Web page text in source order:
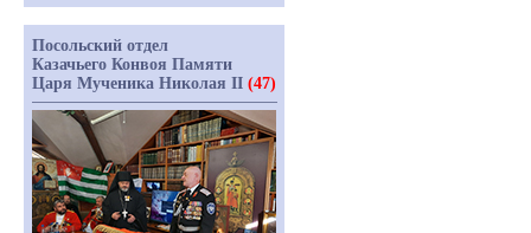
Посольский отдел
Казачьего Конвоя Памяти
Царя Мученика Николая II (47)